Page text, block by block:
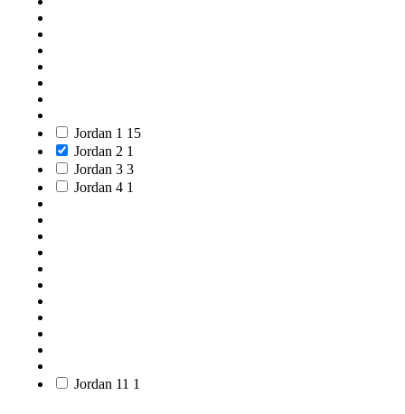
Jordan 1 15
Jordan 2 1
Jordan 3 3
Jordan 4 1
Jordan 11 1